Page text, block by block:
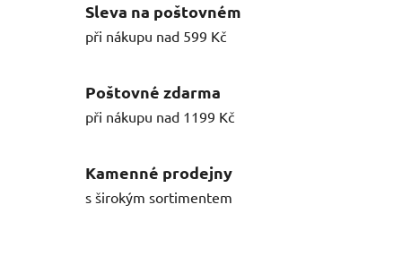
Sleva na poštovném
při nákupu nad 599 Kč
Poštovné zdarma
při nákupu nad 1199 Kč
Kamenné prodejny
s širokým sortimentem